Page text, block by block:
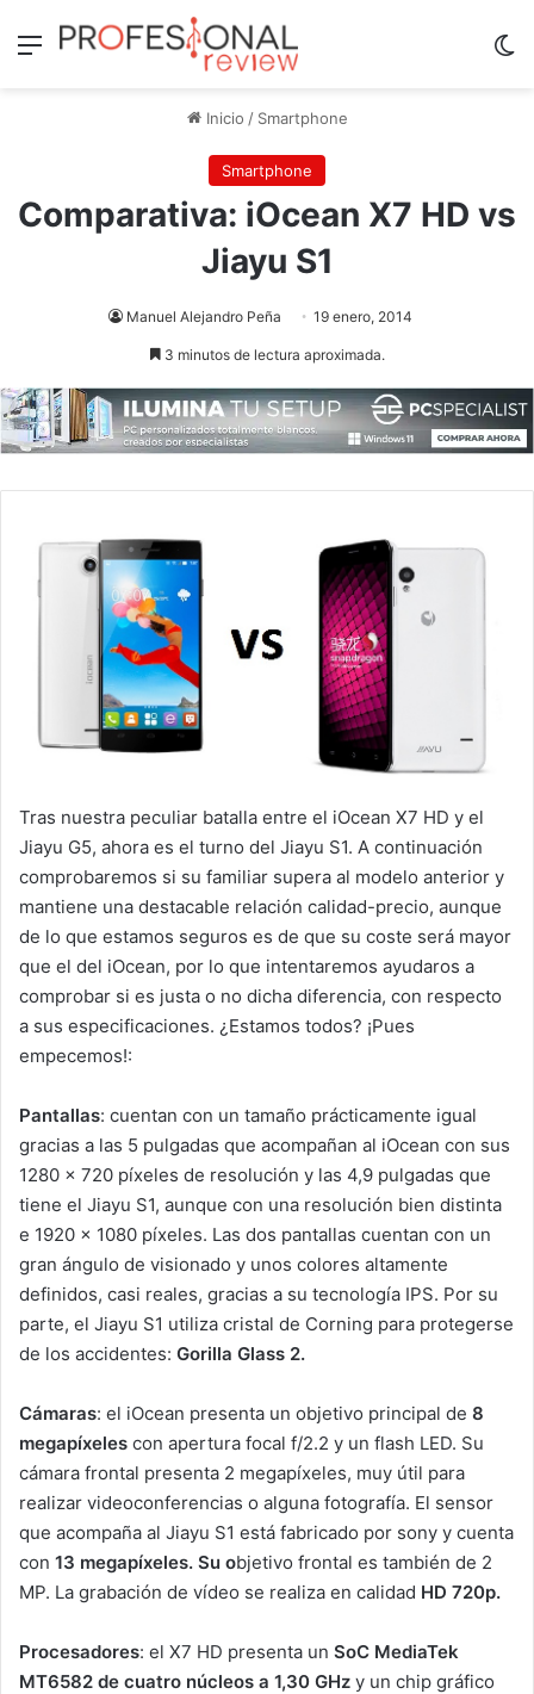
Menú
Inicio / Smartphone
Smartphone
Comparativa: iOcean X7 HD vs
Jiayu S1
Manuel Alejandro Peña 19 enero, 2014
3 minutos de lectura aproximada.
Tras nuestra peculiar batalla entre el iOcean X7 HD y el
Jiayu G5, ahora es el turno del Jiayu S1. A continuación
comprobaremos si su familiar supera al modelo anterior y
mantiene una destacable relación calidad-precio, aunque
de lo que estamos seguros es de que su coste será mayor
que el del iOcean, por lo que intentaremos ayudaros a
comprobar si es justa o no dicha diferencia, con respecto
a sus especificaciones. ¿Estamos todos? ¡Pues
empecemos!:
Pantallas: cuentan con un tamaño prácticamente igual
gracias a las 5 pulgadas que acompañan al iOcean con sus
1280 x 720 píxeles de resolución y las 4,9 pulgadas que
tiene el Jiayu S1, aunque con una resolución bien distinta
e 1920 x 1080 píxeles. Las dos pantallas cuentan con un
gran ángulo de visionado y unos colores altamente
definidos, casi reales, gracias a su tecnología IPS. Por su
parte, el Jiayu S1 utiliza cristal de Corning para protegerse
de los accidentes: Gorilla Glass 2.
Cámaras: el iOcean presenta un objetivo principal de 8
megapíxeles con apertura focal f/2.2 y un flash LED. Su
cámara frontal presenta 2 megapíxeles, muy útil para
realizar videoconferencias o alguna fotografía. El sensor
que acompaña al Jiayu S1 está fabricado por sony y cuenta
con 13 megapíxeles. Su objetivo frontal es también de 2
MP. La grabación de vídeo se realiza en calidad HD 720p.
Procesadores: el X7 HD presenta un SoC MediaTek
MT6582 de cuatro núcleos a 1,30 GHz y un chip gráfico